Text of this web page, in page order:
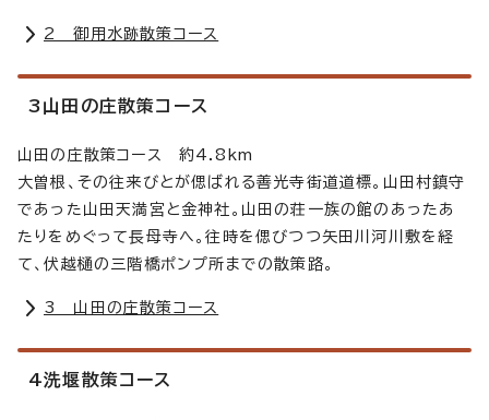
2 御用水跡散策コース
3山田の庄散策コース
山田の庄散策コース 約4.8km
大曽根、その往来びとが偲ばれる善光寺街道道標。山田村鎮守
であった山田天満宮と金神社。山田の荘一族の館のあったあ
たりをめぐって長母寺へ。往時を偲びつつ矢田川河川敷を経
て、伏越樋の三階橋ポンプ所までの散策路。
3 山田の庄散策コース
4洗堰散策コース